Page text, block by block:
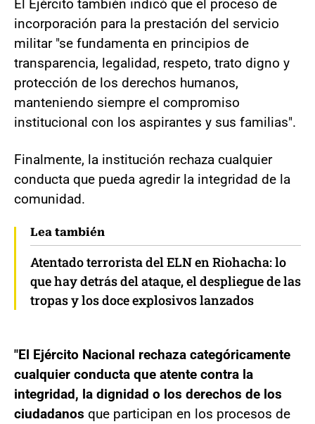
El Ejército también indicó que el proceso de
incorporación para la prestación del servicio
militar "se fundamenta en principios de
transparencia, legalidad, respeto, trato digno y
protección de los derechos humanos,
manteniendo siempre el compromiso
institucional con los aspirantes y sus familias".
Finalmente, la institución rechaza cualquier
conducta que pueda agredir la integridad de la
comunidad.
Lea también
Atentado terrorista del ELN en Riohacha: lo
que hay detrás del ataque, el despliegue de las
tropas y los doce explosivos lanzados
"El Ejército Nacional rechaza categóricamente
cualquier conducta que atente contra la
integridad, la dignidad o los derechos de los
ciudadanos que participan en los procesos de